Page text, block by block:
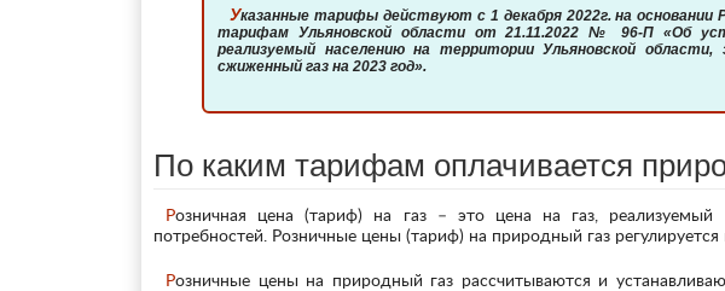
Указанные тарифы действуют с 1 декабря 2022г. на основании Распоряжения Комитета по ценам и
тарифам Ульяновской области от 21.11.2022 № 96-П «Об
реализуемый населению на территории Ульяновской области,
сжиженный газ на 2023 год».
По каким тарифам оплачивается
Розничная цена (тариф) на газ – это цена на газ, реализуемый населению для удовлетворения личных
потребностей. Розничные цены (тариф) на природный газ регулируется
Розничные цены на природный газ рассчитываются и устанавливаются в рублях с учетом в цене налога на